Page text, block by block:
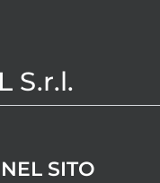
S.r.l.
SITO